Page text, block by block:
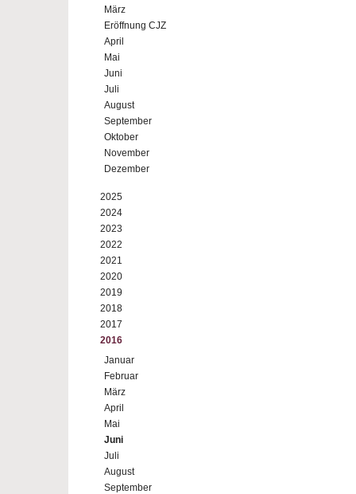
März
Eröffnung CJZ
April
Mai
Juni
Juli
August
September
Oktober
November
Dezember
2025
2024
2023
2022
2021
2020
2019
2018
2017
2016
Januar
Februar
März
April
Mai
Juni
Juli
August
September